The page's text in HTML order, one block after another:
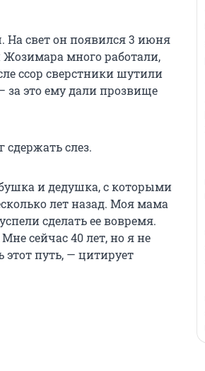
свет он появился 3 июня
Жозимара много работали,
ссор сверстники шутили
за это ему дали прозвище
слез.
и дедушка, с которыми
лет назад. Моя мама
сделать ее вовремя.
сейчас 40 лет, но я не
этот путь, — цитирует